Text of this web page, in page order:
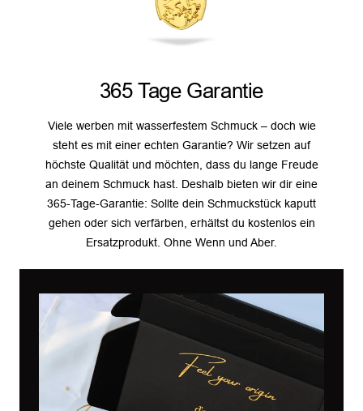
365 Tage Garantie
Viele werben mit wasserfestem Schmuck – doch wie
steht es mit einer echten Garantie? Wir setzen auf
höchste Qualität und möchten, dass du lange Freude
an deinem Schmuck hast. Deshalb bieten wir dir eine
365-Tage-Garantie: Sollte dein Schmuckstück kaputt
gehen oder sich verfärben, erhältst du kostenlos ein
Ersatzprodukt. Ohne Wenn und Aber.